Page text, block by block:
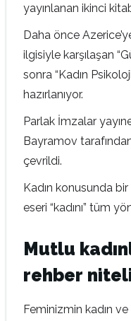
yayınlanan ikinci
Daha önce
ilgisiyle karşılaşan
sonra “Kadın
hazırlanıyor.
Parlak İmzalar
Bayramov
çevrildi.
Kadın konusunda bir
eseri “kadını” tüm
Mutlu
rehber
Feminizmin kadın